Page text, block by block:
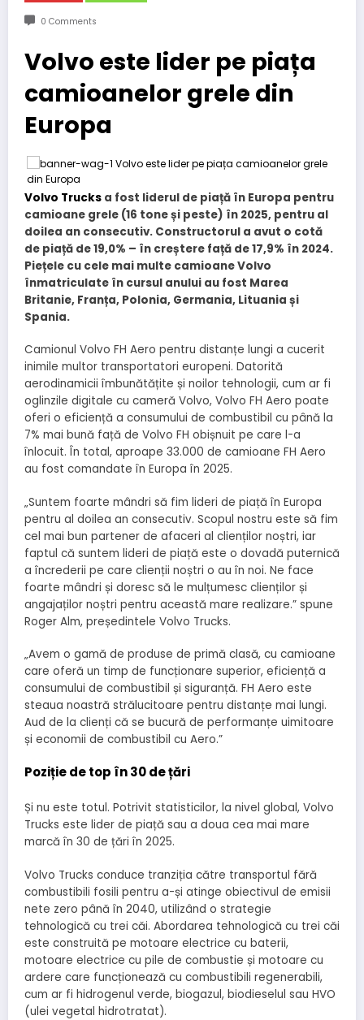
0 Comments
Volvo este lider pe piața
camioanelor grele din
Europa
Volvo Trucks a fost liderul de piață în Europa pentru
camioane grele (16 tone și peste) în 2025, pentru al
doilea an consecutiv. Constructorul a avut o cotă
de piață de 19,0% – în creștere față de 17,9% în 2024.
Piețele cu cele mai multe camioane Volvo
înmatriculate în cursul anului au fost Marea
Britanie, Franța, Polonia, Germania, Lituania și
Spania.
Camionul Volvo FH Aero pentru distanțe lungi a cucerit
inimile multor transportatori europeni. Datorită
aerodinamicii îmbunătățite și noilor tehnologii, cum ar fi
oglinzile digitale cu cameră Volvo, Volvo FH Aero poate
oferi o eficiență a consumului de combustibil cu până la
7% mai bună față de Volvo FH obișnuit pe care l-a
înlocuit. În total, aproape 33.000 de camioane FH Aero
au fost comandate în Europa în 2025.
„Suntem foarte mândri să fim lideri de piață în Europa
pentru al doilea an consecutiv. Scopul nostru este să fim
cel mai bun partener de afaceri al clienților noștri, iar
faptul că suntem lideri de piață este o dovadă puternică
a încrederii pe care clienții noștri o au în noi. Ne face
foarte mândri și doresc să le mulțumesc clienților și
angajaților noștri pentru această mare realizare.” spune
Roger Alm, președintele Volvo Trucks.
„Avem o gamă de produse de primă clasă, cu camioane
care oferă un timp de funcționare superior, eficiență a
consumului de combustibil și siguranță. FH Aero este
steaua noastră strălucitoare pentru distanțe mai lungi.
Aud de la clienți că se bucură de performanțe uimitoare
și economii de combustibil cu Aero.”
Poziție de top în 30 de țări
Și nu este totul. Potrivit statisticilor, la nivel global, Volvo
Trucks este lider de piață sau a doua cea mai mare
marcă în 30 de țări în 2025.
Volvo Trucks conduce tranziția către transportul fără
combustibili fosili pentru a-și atinge obiectivul de emisii
nete zero până în 2040, utilizând o strategie
tehnologică cu trei căi. Abordarea tehnologică cu trei căi
este construită pe motoare electrice cu baterii,
motoare electrice cu pile de combustie și motoare cu
ardere care funcționează cu combustibili regenerabili,
cum ar fi hidrogenul verde, biogazul, biodieselul sau HVO
(ulei vegetal hidrotratat).